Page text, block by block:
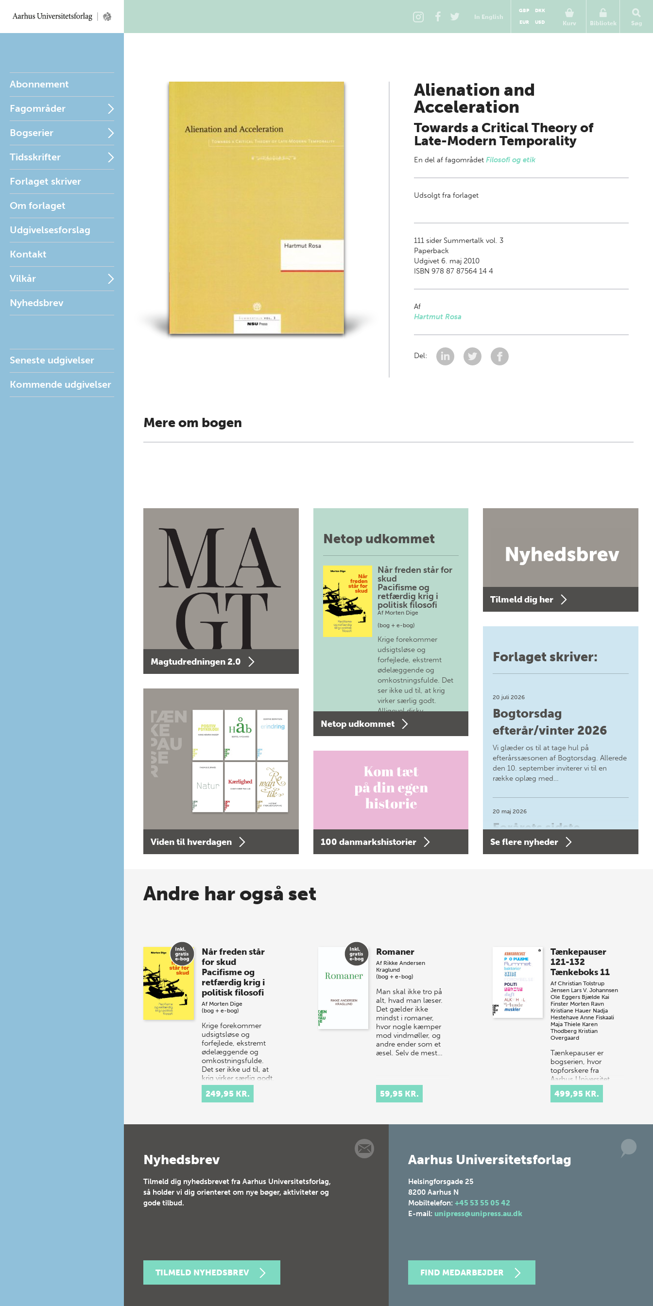
In English
Kurv
GBP
DKK
EUR
USD Bibliotek Søg
Abonnement
Fagområder
Bogserier
Tidsskrifter
Forlaget skriver
Om forlaget
Udgivelsesforslag
Kontakt
Vilkår
Nyhedsbrev
Seneste udgivelser
Kommende udgivelser
Alienation and
Acceleration
Towards a Critical Theory of
Late-Modern Temporality
En del af fagområdet Filosofi og etik
Udsolgt fra forlaget
111sider Summertalk vol. 3
Paperback
Udgivet 6. maj 2010
ISBN 978 87 87564 14 4
Af
Hartmut Rosa
Del:
Mere om bogen
Magtudredningen 2.0
Viden til hverdagen
Netop udkommet
Når freden står for
skud
Pacifisme og
retfærdig krig i
politisk filosofi
Af Morten Dige
(bog + e-bog)
Krige forekommer
udsigtsløse og
forfejlede, ekstremt
ødelæggende og
omkostningsfulde. Det
ser ikke ud til, at krig
virker særlig godt.
Alligevel diskv…
Netop udkommet
100 danmarkshistorier
Tilmeld dig her
Forlaget skriver:
20 juli 2026
Bogtorsdag
efterår/vinter 2026
Vi glæder os til at tage hul på
efterårssæsonen af Bogtorsdag. Allerede
den 10. september inviterer vi til en
række oplæg med…
20 maj 2026
Forårets sidste
Bogtorsdag 11. juni
sommer-lagersalg!
Vi gentager succesen og inviterer igen i
år til vores store sommer-lagersalg,
så sæt kryds i kalenderen onsdag den
10. j…
Se flere nyheder
Andre har også set
Når freden står
for skud
Pacifisme og
retfærdig krig i
politisk filosofi
Af Morten Dige
(bog + e-bog)
Krige forekommer
udsigtsløse og
forfejlede, ekstremt
ødelæggende og
omkostningsfulde.
Det ser ikke ud til, at
krig virker særlig godt.
Alligevel diskv…
249,95 KR.
Romaner
Af Rikke Andersen
Kraglund
(bog + e-bog)
Man skal ikke tro på
alt, hvad man læser.
Det gælder ikke
mindst i romaner,
hvor nogle kæmper
mod vindmøller, og
andre ender som et
æsel. Selv de mest…
59,95 KR.
Tænkepauser
121-132
Tænkeboks 11
AfChristian Tolstrup
Jensen Lars V. Johannsen
Ole Eggers Bjælde Kai
Finster Morten Ravn
Kristiane Hauer Nadja
Hestehave Anne Fiskaali
Maja Thiele Karen
Thodberg Kristian
Overgaard
Tænkepauser er
bogserien, hvor
topforskere fra
Aarhus Universitet
formidler deres viden
om centrale emner
som frihed, netværk
k…
499,95 KR.
Nyhedsbrev
Tilmeld dig nyhedsbrevet fra Aarhus Universitetsforlag,
så holder vi dig orienteret om nye bøger, aktiviteter og
gode tilbud.
TILMELD NYHEDSBREV
Aarhus Universitetsforlag
Helsingforsgade 25
8200 Aarhus N
Mobiltelefon: +45 53 55 05 42
E-mail: unipress@unipress.au.dk
FIND MEDARBEJDER